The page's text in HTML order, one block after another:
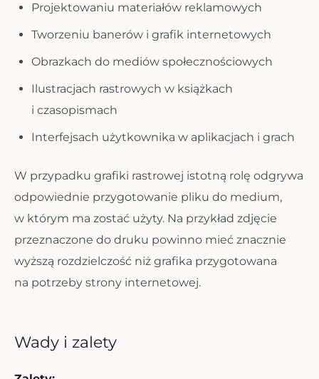
Projektowaniu materiałów reklamowych
Tworzeniu banerów i grafik internetowych
Obrazkach do mediów społecznościowych
Ilustracjach rastrowych w książkach
i czasopismach
Interfejsach użytkownika w aplikacjach i grach
W przypadku grafiki rastrowej istotną rolę odgrywa
odpowiednie przygotowanie pliku do medium,
w którym ma zostać użyty. Na przykład zdjęcie
przeznaczone do druku powinno mieć znacznie
wyższą rozdzielczość niż grafika przygotowana
na potrzeby strony internetowej.
Wady i zalety